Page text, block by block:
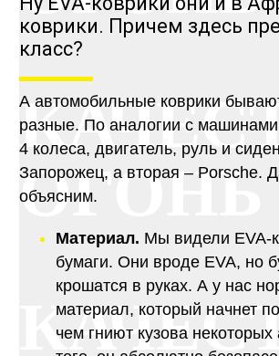
ОГОНЬ
коврики. Причем здесь
класс?
А автомобильные коврики
разные. По аналогии с машинами
4 колеса, двигатель, руль и
Запорожец, а вторая – Porsche.
объясним.
Материал. Мы видели EVA-
бумаги. Они вроде EVA, но
крошатся в руках. А у нас
материал, который начнет
чем гниют кузова